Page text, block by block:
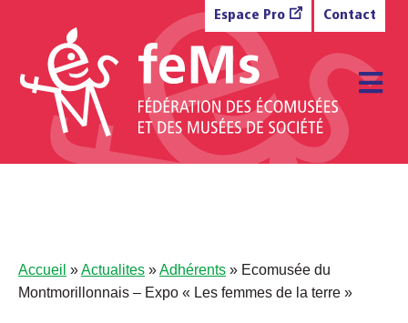
Espace Pro Contact
Accueil »Actualites »Adhérents » Ecomusée du
Montmorillonnais – Expo « Les femmes de la terre »